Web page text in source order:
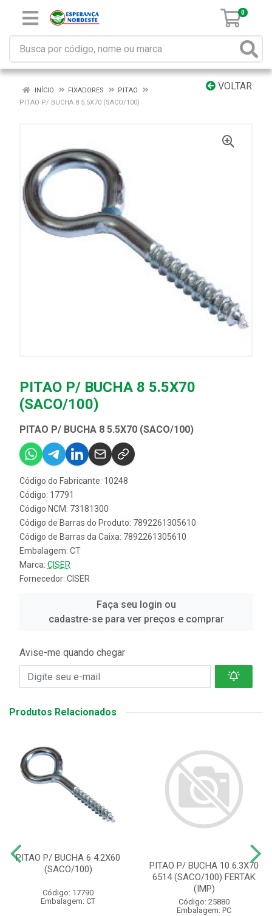
0
VOLTAR
INÍCIO FIXADORES
PITAO
PITAO P/ BUCHA 8 5.5X70 (SACO/100)
PITAO P/ BUCHA 8 5.5X70
(SACO/100)
PITAO P/ BUCHA 8 5.5X70 (SACO/100)
Código do Fabricante: 10248
Código: 17791
Código NCM: 73181300
Código de Barras do Produto: 7892261305610
Código de Barras da Caixa: 7892261305610
Embalagem: CT
Marca: CISER
Fornecedor: CISER
Faça seu login ou
cadastre-se para ver preços e comprar
Avise-me quando chegar
Produtos Relacionados
PITAO P/ BUCHA 6 4.2X60
(SACO/100)
Código: 17790
Embalagem: CT
PITAO P/ BUCHA 10 6.3X70
6514 (SACO/100) FERTAK
(IMP)
Código: 25880
Embalagem: PC